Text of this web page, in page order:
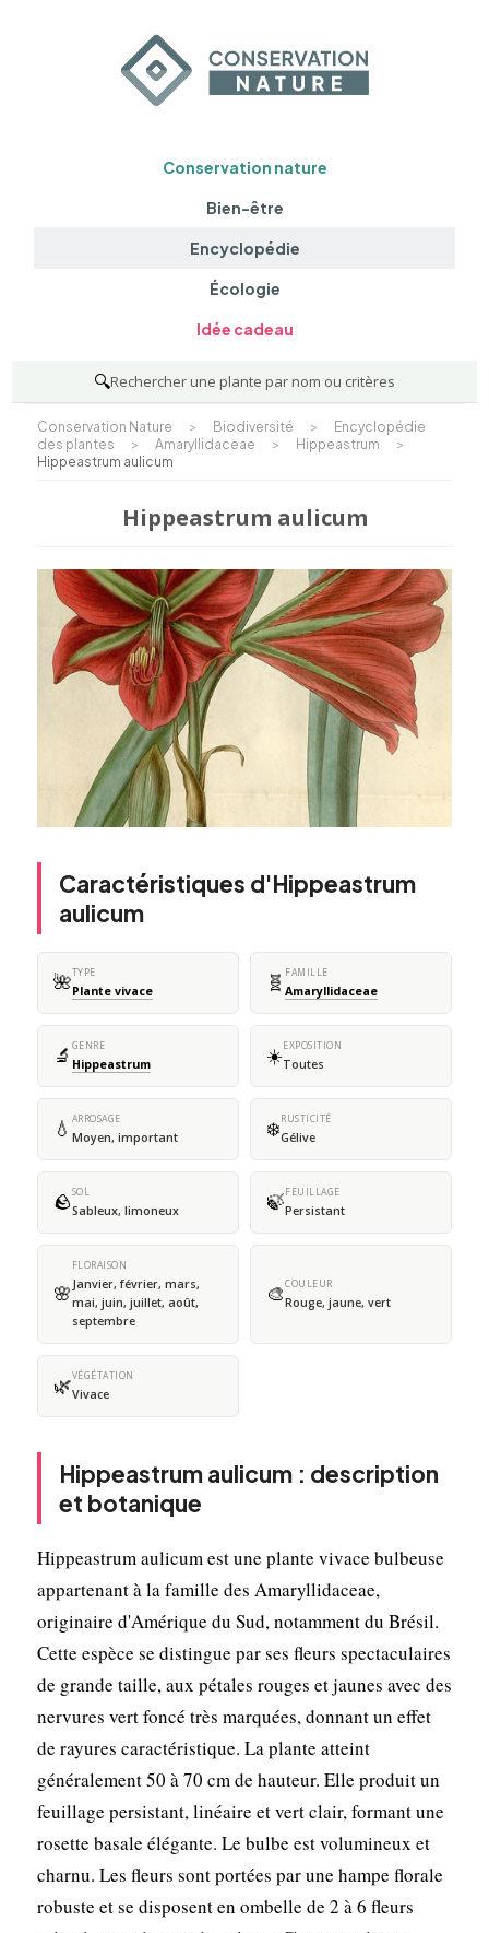
Conservation nature
Bien-être
Encyclopédie
Écologie
Idée cadeau
🔍Rechercher une plante par nom ou critères
Conservation Nature > Biodiversité >
Encyclopédie
des plantes
> Amaryllidaceae > Hippeastrum
>
Hippeastrum aulicum
Hippeastrum aulicum
Caractéristiques d'Hippeastrum
aulicum
🌺TYPE
Plante vivace 🧬 FAMILLE
Amaryllidaceae
🔬 GENRE
Hippeastrum ☀️EXPOSITION
Toutes
💧 ARROSAGE
Moyen, important ❄️RUSTICITÉ
Gélive
🪨SOL
Sableux, limoneux 🍃FEUILLAGE
Persistant
🌸
FLORAISON
Janvier, février, mars,
mai, juin, juillet, août,
septembre
🎨COULEUR
Rouge, jaune, vert
🌿VÉGÉTATION
Vivace
Hippeastrum aulicum : description
et botanique
Hippeastrum aulicum est une plante vivace bulbeuse
appartenant à la famille des Amaryllidaceae,
originaire d'Amérique du Sud, notamment du Brésil.
Cette espèce se distingue par ses fleurs spectaculaires
de grande taille, aux pétales rouges et jaunes avec des
nervures vert foncé très marquées, donnant un effet
de rayures caractéristique. La plante atteint
généralement 50 à 70 cm de hauteur. Elle produit un
feuillage persistant, linéaire et vert clair, formant une
rosette basale élégante. Le bulbe est volumineux et
charnu. Les fleurs sont portées par une hampe florale
robuste et se disposent en ombelle de 2 à 6 fleurs